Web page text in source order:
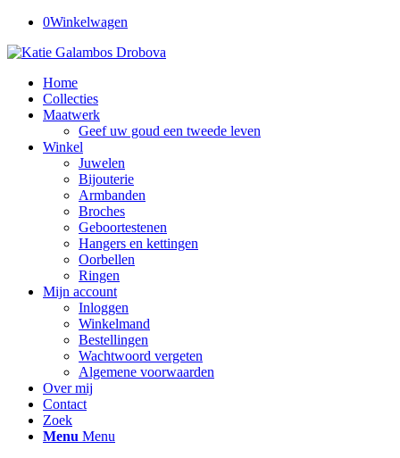
0Winkelwagen
Home
Collecties
Maatwerk
Geef uw goud een tweede leven
Winkel
Juwelen
Bijouterie
Armbanden
Broches
Geboortestenen
Hangers en kettingen
Oorbellen
Ringen
Mijn account
Inloggen
Winkelmand
Bestellingen
Wachtwoord vergeten
Algemene voorwaarden
Over mij
Contact
Zoek
Menu Menu